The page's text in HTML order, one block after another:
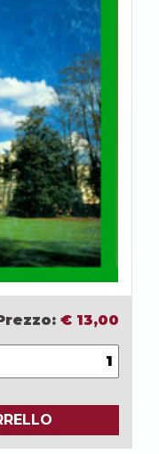
€ 13,00